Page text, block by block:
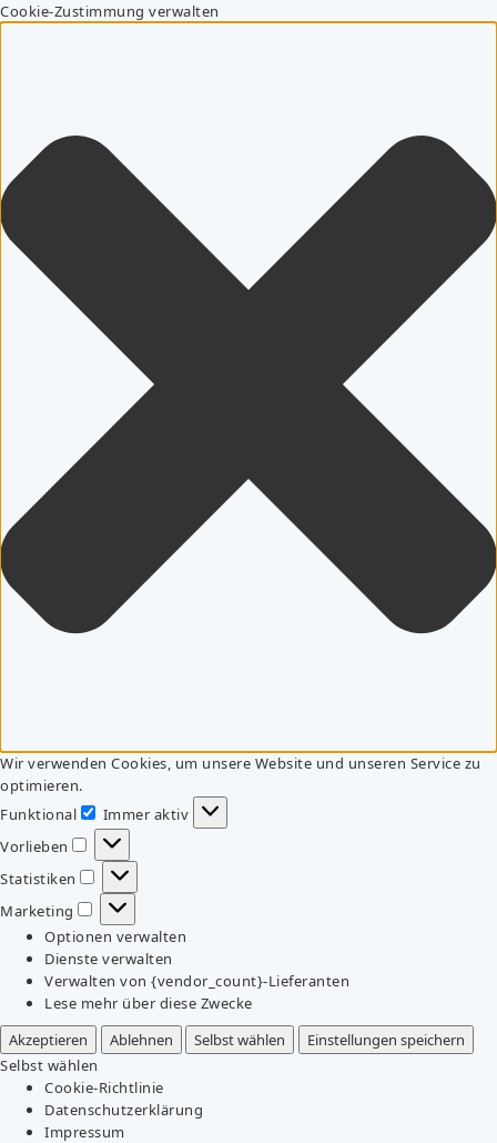
Cookie-Zustimmung verwalten
Wir verwenden Cookies, um unsere Website und unseren Service zu
optimieren.
Funktional
Funktional
Immer aktiv
Vorlieben
Vorlieben
Statistiken
Statistiken
Marketing
Marketing
Optionen verwalten
Dienste verwalten
Verwalten von {vendor_count}-Lieferanten
Lese mehr über diese Zwecke
Akzeptieren
Ablehnen Selbst wählen
Einstellungen speichern
Selbst wählen
Cookie-Richtlinie
Datenschutzerklärung
Impressum